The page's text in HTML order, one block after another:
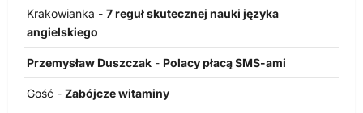
Krakowianka - 7 reguł skutecznej nauki języka
angielskiego
Przemysław Duszczak - Polacy płacą SMS-ami
Gość - Zabójcze witaminy